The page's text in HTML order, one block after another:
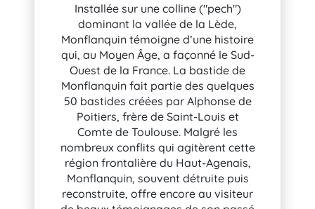
Installée sur une colline ("pech")
dominant la vallée de la Lède,
Monflanquin témoigne d’une histoire
qui, au Moyen Âge, a façonné le Sud-
Ouest de la France. La bastide de
Monflanquin fait partie des quelques
50 bastides créées par Alphonse de
Poitiers, frère de Saint-Louis et
Comte de Toulouse. Malgré les
nombreux conflits qui agitèrent cette
région frontalière du Haut-Agenais,
Monflanquin, souvent détruite puis
reconstruite, offre encore au visiteur